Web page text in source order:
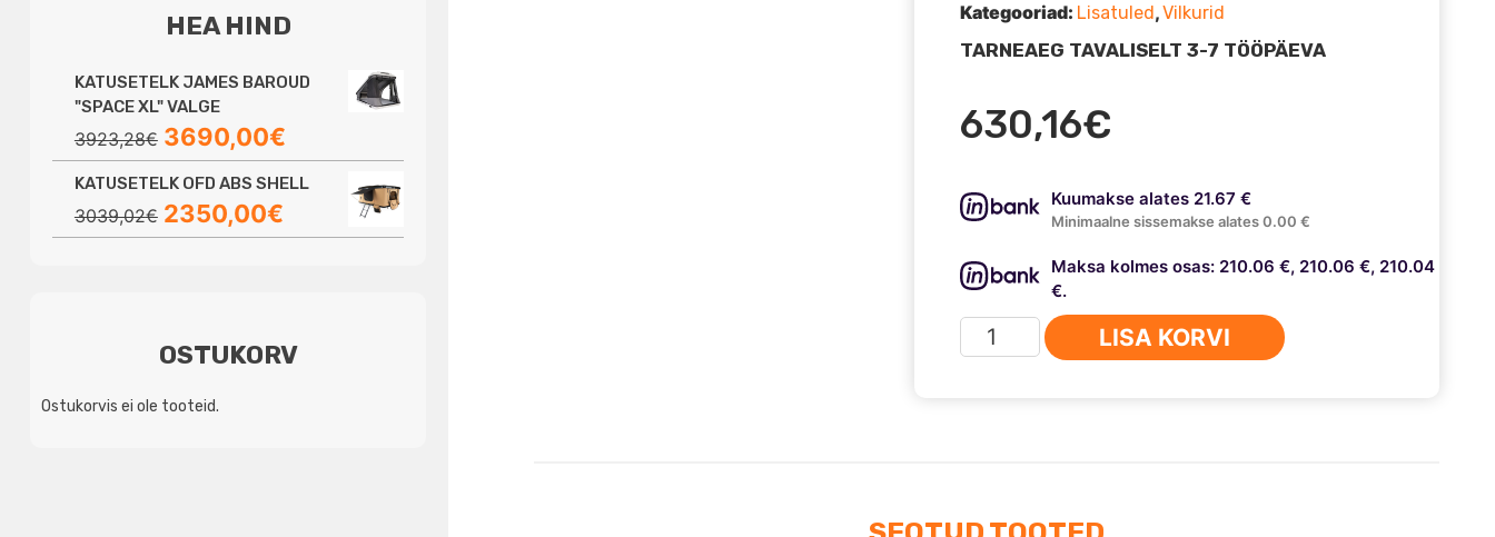
630,16€
Kuumakse alates 21.67 €
Minimaalne sissemakse alates 0.00 €
Maksa kolmes osas: 210.06 €, 210.06 €, 210.04
€.
Truckvision
LED
LISA KORVI
Kategooriad: Lisatuled ,Vilkurid
TARNEAEG TAVALISELT 3-7 TÖÖPÄEVA
HEA HIND
KATUSETELK JAMES BAROUD
"SPACE XL" VALGE
3923,28€ Algne
hind
oli:
3923,28€.
3690,00€Praegune
hind
on:
3690,00€.
KATUSETELK OFD ABS SHELL
3039,02€ Algne
hind
2350,00€Praegune
hind
OSTUKORV
Ostukorvis ei ole tooteid.